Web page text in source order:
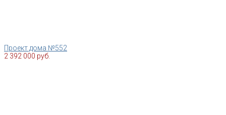
Проект дома №552
2 392 000 руб.